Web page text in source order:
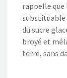
rappelle
substituable
du sucre
broyé et
terre, sans